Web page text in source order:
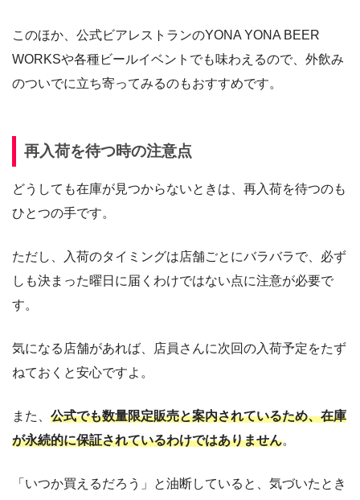
このほか、公式ビアレストランのYONA YONA BEER
WORKSや各種ビールイベントでも味わえるので、外飲み
のついでに立ち寄ってみるのもおすすめです。
再入荷を待つ時の注意点
どうしても在庫が見つからないときは、再入荷を待つのも
ひとつの手です。
ただし、入荷のタイミングは店舗ごとにバラバラで、必ず
しも決まった曜日に届くわけではない点に注意が必要で
す。
気になる店舗があれば、店員さんに次回の入荷予定をたず
ねておくと安心ですよ。
また、 公式でも数量限定販売と案内されているため、在庫
が永続的に保証されているわけではありません。
「いつか買えるだろう」と油断していると、気づいたとき